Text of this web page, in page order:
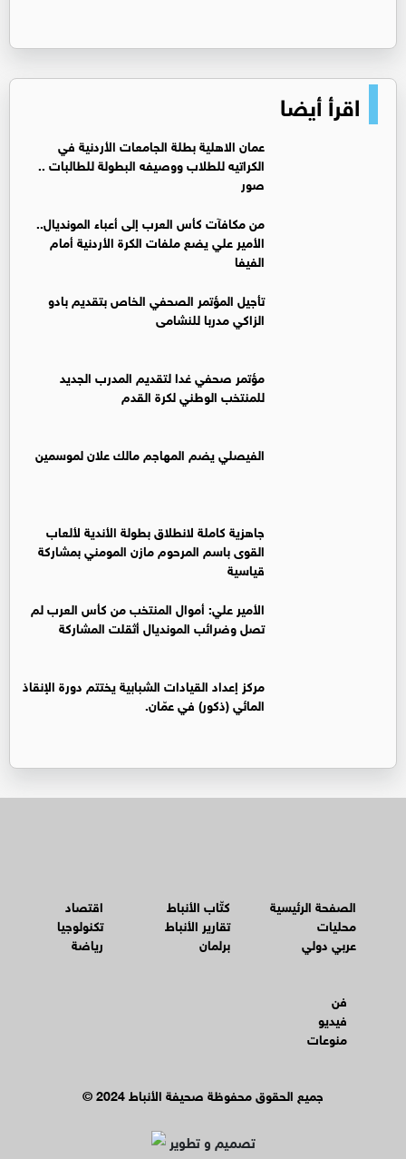
اقرأ أيضا
عمان الاهلية بطلة الجامعات الأردنية في
الكراتيه للطلاب ووصيفه البطولة للطالبات ..
صور
من مكافآت كأس العرب إلى أعباء المونديال..
الأمير علي يضع ملفات الكرة الأردنية أمام
الفيفا
تأجيل المؤتمر الصحفي الخاص بتقديم بادو
الزاكي مدربا للنشامى
مؤتمر صحفي غدا لتقديم المدرب الجديد
للمنتخب الوطني لكرة القدم
الفيصلي يضم المهاجم مالك علان لموسمين
جاهزية كاملة لانطلاق بطولة الأندية لألعاب
القوى باسم المرحوم مازن المومني بمشاركة
قياسية
الأمير علي: أموال المنتخب من كأس العرب لم
تصل وضرائب المونديال أثقلت المشاركة
مركز إعداد القيادات الشبابية يختتم دورة الإنقاذ
المائي (ذكور) في عمّان.
الصفحة الرئيسية
محليات
عربي دولي
كتّاب الأنباط
تقارير الأنباط
برلمان
اقتصاد
تكنولوجيا
رياضة
فن
فيديو
منوعات
© جميع الحقوق محفوظة صحيفة الأنباط 2024
تصميم و تطوير